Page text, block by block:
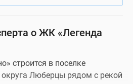
о ЖК «Легенда
строится в поселке
Люберцы рядом с рекой